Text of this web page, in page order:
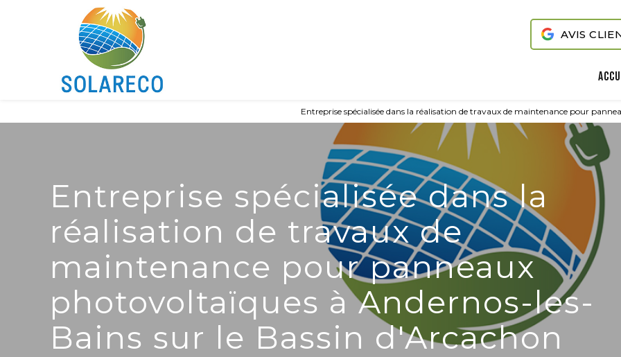
AVIS
Entreprise spécialisée dans la réalisation de travaux de maintenance pour
Entreprise spécialisée dans la
réalisation de travaux de
maintenance pour panneaux
photovoltaïques à Andernos-les-
Bains sur le Bassin d'Arcachon
Panneau de gestion des cookies